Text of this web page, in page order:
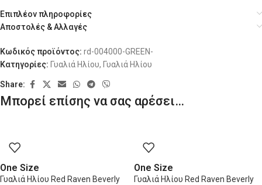
Επιπλέον πληροφορίες
Αποστολές & Αλλαγές
Κωδικός προϊόντος: rd-004000-GREEN-
Κατηγορίες: Γυαλιά Ηλίου, Γυαλιά Ηλίου
Share:
Μπορεί επίσης να σας αρέσει…
One Size
Γυαλιά Ηλίου Red Raven Beverly
One Size
Γυαλιά Ηλίου Red Raven Beverly